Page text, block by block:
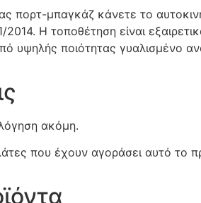
πορτ-μπαγκάζ κάνετε το
Η τοποθέτηση είναι
υψηλής ποιότητας γυαλισμένο
ακόμη.
που έχουν αγοράσει αυτό το